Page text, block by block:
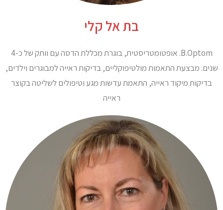
בת אל קלי
B.Optom. אופטומטריסטית, בוגרת מכללת הדסה עם וותק של כ-4
שנים. מבצעת התאמות מולטיפוקליים, בדיקות ראייה למבוגרים וילדים,
בדיקות מיקוד ראייה, התאמת עדשות מגע וטיפולים לשליטה בקוצר
ראייה